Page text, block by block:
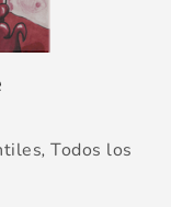
,Todos los